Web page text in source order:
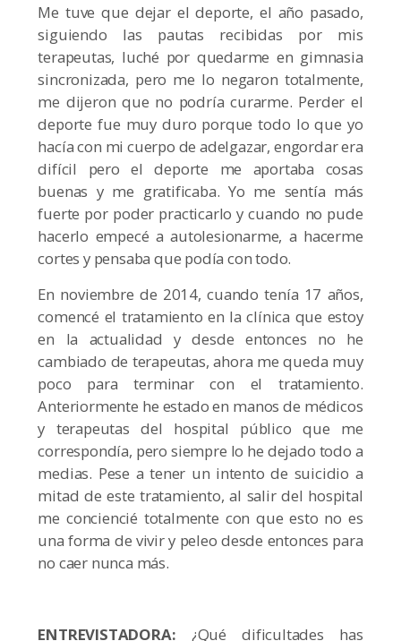
Me tuve que dejar el deporte, el año pasado,
siguiendo las pautas recibidas por mis
terapeutas, luché por quedarme en gimnasia
sincronizada, pero me lo negaron totalmente,
me dijeron que no podría curarme. Perder el
deporte fue muy duro porque todo lo que yo
hacía con mi cuerpo de adelgazar, engordar era
difícil pero el deporte me aportaba cosas
buenas y me gratificaba. Yo me sentía más
fuerte por poder practicarlo y cuando no pude
hacerlo empecé a autolesionarme, a hacerme
cortes y pensaba que podía con todo.
En noviembre de 2014, cuando tenía 17 años,
comencé el tratamiento en la clínica que estoy
en la actualidad y desde entonces no he
cambiado de terapeutas, ahora me queda muy
poco para terminar con el tratamiento.
Anteriormente he estado en manos de médicos
y terapeutas del hospital público que me
correspondía, pero siempre lo he dejado todo a
medias. Pese a tener un intento de suicidio a
mitad de este tratamiento, al salir del hospital
me conciencié totalmente con que esto no es
una forma de vivir y peleo desde entonces para
no caer nunca más.
ENTREVISTADORA: ¿Qué dificultades has